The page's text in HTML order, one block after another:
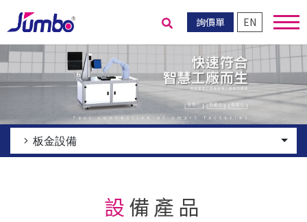
詢價單 EN
送出搜尋
板金設備
設備產品